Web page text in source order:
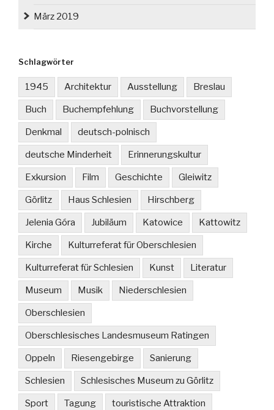
März 2019
Schlagwörter
1945 Architektur Ausstellung Breslau
Buch Buchempfehlung Buchvorstellung
Denkmal deutsch-polnisch
deutsche Minderheit Erinnerungskultur
Exkursion Film Geschichte Gleiwitz
Görlitz Haus Schlesien Hirschberg
Jelenia Góra Jubiläum Katowice Kattowitz
Kirche Kulturreferat für Oberschlesien
Kulturreferat für Schlesien Kunst Literatur
Museum Musik Niederschlesien
Oberschlesien
Oberschlesisches Landesmuseum Ratingen
Oppeln Riesengebirge Sanierung
Schlesien Schlesisches Museum zu Görlitz
Sport Tagung touristische Attraktion